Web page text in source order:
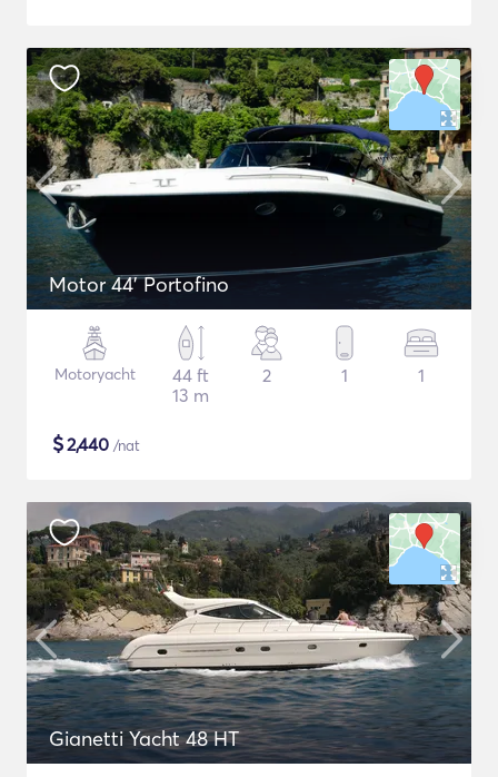
Motor 44' Portofino
Motoryacht
44 ft
13 m
2 1 1
$2,440 /nat
Gianetti Yacht 48 HT